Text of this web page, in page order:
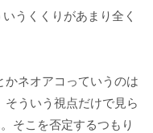
うくくりがあまり全く
かネオアコっていうのは
ういう視点だけで見ら
そこを否定するつもり